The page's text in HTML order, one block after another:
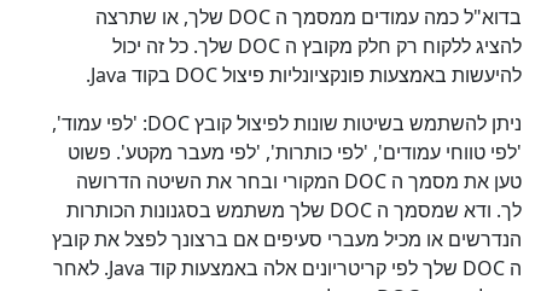
בדוא"ל כמה עמודים ממסמך ה DOC שלך, או שתרצה
להציג ללקוח רק חלק מקובץ ה DOC שלך. כל זה יכול
להיעשות באמצעות פונקציונליות פיצול DOC בקוד Java.
ניתן להשתמש בשיטות שונות לפיצול קובץ DOC: 'לפי עמוד',
'לפי טווחי עמודים', 'לפי כותרות', 'לפי מעבר מקטע'. פשוט
טען את מסמך ה DOC המקורי ובחר את השיטה הדרושה
לך. ודא שמסמך ה DOC שלך משתמש בסגנונות הכותרות
הנדרשים או מכיל מעברי סעיפים אם ברצונך לפצל את קובץ
ה DOC שלך לפי קריטריונים אלה באמצעות קוד Java. לאחר